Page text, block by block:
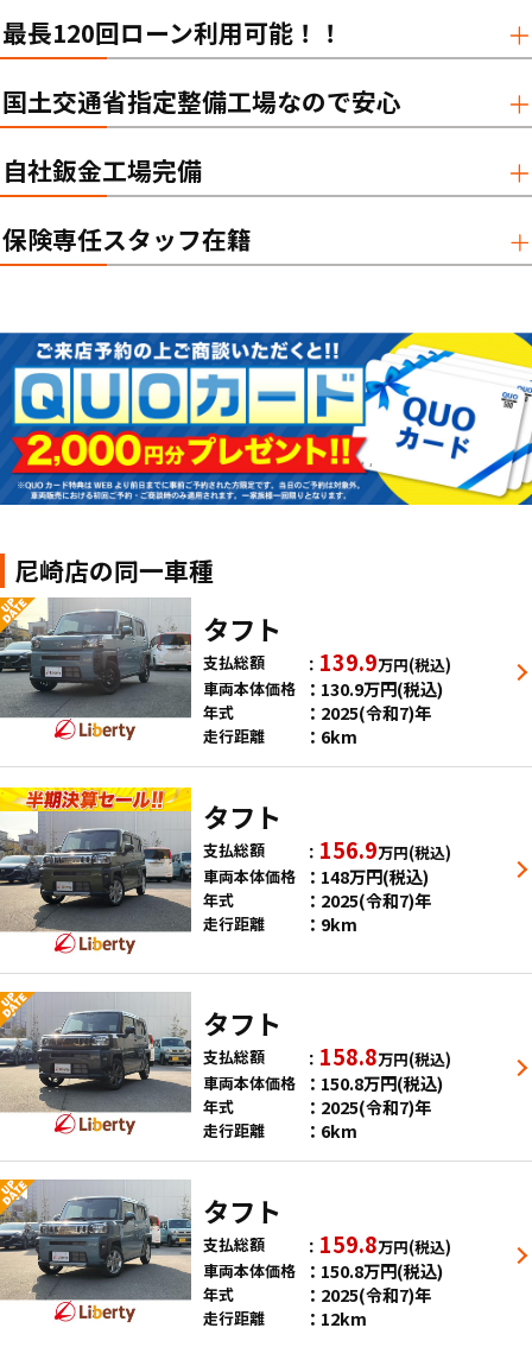
最長120回ローン利用可能！！
国土交通省指定整備工場なので安心
自社鈑金工場完備
保険専任スタッフ在籍
尼崎店の同一車種
タフト
支払総額 139.9万円(税込)
車両本体価格
130.9万円(税込)
年式 2025(令和7)年
走行距離 6km
タフト
支払総額 156.9万円(税込)
車両本体価格
148万円(税込)
年式 2025(令和7)年
走行距離 9km
タフト
支払総額 158.8万円(税込)
車両本体価格
150.8万円(税込)
年式 2025(令和7)年
走行距離 6km
タフト
支払総額 159.8万円(税込)
車両本体価格
150.8万円(税込)
年式 2025(令和7)年
走行距離 12km